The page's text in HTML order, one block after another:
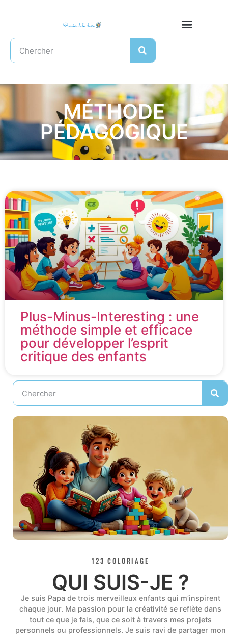
MÉTHODE
PÉDAGOGIQUE
Plus-Minus-Interesting : une
méthode simple et efficace
pour développer l’esprit
critique des enfants
123 COLORIAGE
QUI SUIS-JE ?
Je suis Papa de trois merveilleux enfants qui m’inspirent
chaque jour. Ma passion pour la créativité se reflète dans
tout ce que je fais, que ce soit à travers mes projets
personnels ou professionnels. Je suis ravi de partager mon